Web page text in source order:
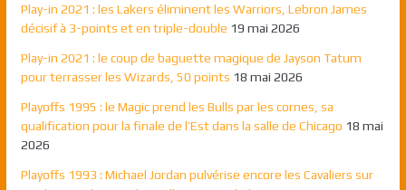
Play-in 2021 : les Lakers éliminent les Warriors, Lebron James
décisif à 3-points et en triple-double 19 mai 2026
Play-in 2021 : le coup de baguette magique de Jayson Tatum
pour terrasser les Wizards, 50 points 18 mai 2026
Playoffs 1995 : le Magic prend les Bulls par les cornes, sa
qualification pour la finale de l’Est dans la salle de Chicago 18 mai
2026
Playoffs 1993 : Michael Jordan pulvérise encore les Cavaliers sur